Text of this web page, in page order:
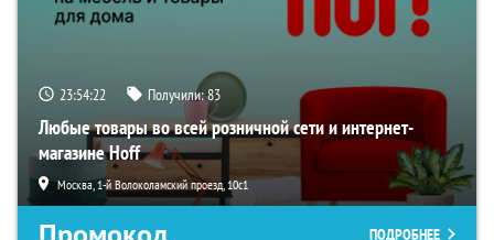
23:54:21 Получили:83
Любые товары во всей розничной сети и интернет-
магазине Hoff
Москва, 1-й Волоколамский проезд, 10с1
ПОДРОБНЕЕ